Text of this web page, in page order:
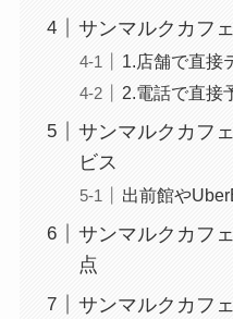
サンマルクカフ
1.店舗で直接
2.電話で直接
サンマルクカフ
ビス
出前館や
サンマルクカフ
点
サンマルクカフ